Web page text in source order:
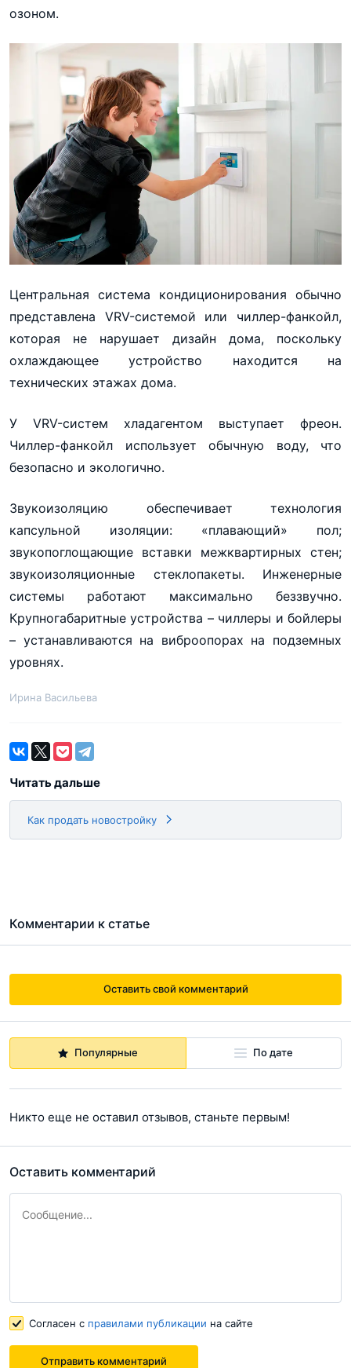
озоном.
Центральная система кондиционирования обычно
представлена VRV-системой или чиллер-фанкойл,
которая не нарушает дизайн дома, поскольку
охлаждающее устройство находится на
технических этажах дома.
У VRV-систем хладагентом выступает фреон.
Чиллер-фанкойл использует обычную воду, что
безопасно и экологично.
Звукоизоляцию обеспечивает технология
капсульной изоляции: «плавающий» пол;
звукопоглощающие вставки межквартирных стен;
звукоизоляционные стеклопакеты. Инженерные
системы работают максимально беззвучно.
Крупногабаритные устройства – чиллеры и бойлеры
– устанавливаются на виброопорах на подземных
уровнях.
Ирина Васильева
Читать дальше
Как продать новостройку
Комментарии к статье
Оставить свой комментарий
Популярные По дате
Никто еще не оставил отзывов, станьте первым!
Оставить комментарий
Согласен с правилами публикации на сайте
Отправить комментарий